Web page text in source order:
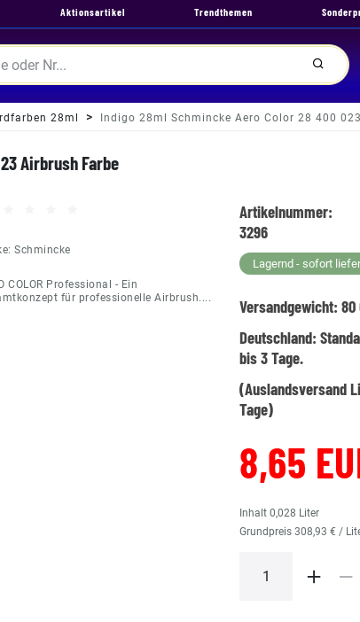
Aktionsartikel Trendthemen
28ml Indigo 28ml Schmincke Aero Color 28 400
Airbrush Farbe
Schmincke
COLOR Professional - Ein
für professionelle Airbrush....
Artikelnummer:
3296
Lagernd - sofort
Versandgewicht:80
Deutschland:
bis 3 Tage.
(Auslandsversand
Tage)
8,65
Inhalt0,028 Liter
Grundpreis308,93 € /